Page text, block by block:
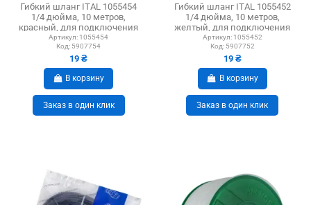
Гибкий шланг ITAL 1055454
1/4 дюйма, 10 метров,
красный, для подключения
фильтра
Артикул: 1055454
Код: 5907754
19 ₴
В корзину
Заказ в один клик
Гибкий шланг ITAL 1055452
1/4 дюйма, 10 метров,
желтый, для подключения
фильтра
Артикул: 1055452
Код: 5907752
19 ₴
В корзину
Заказ в один клик